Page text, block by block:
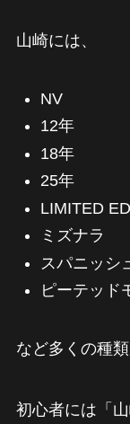
山崎には、
NV
12年
18年
25年
LIMITED
ミズナラ
スパニッシ
ピーテッド
など多くの種類
初心者には「